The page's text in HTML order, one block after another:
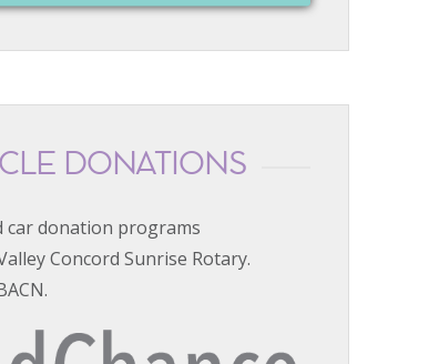
DONATIONS
car donation programs
Concord Sunrise Rotary.